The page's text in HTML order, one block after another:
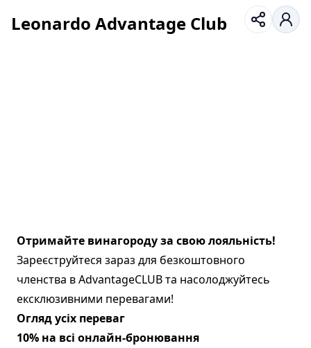
Leonardo Advantage Club
Отримайте винагороду за свою лояльність!
Зареєструйтеся зараз для безкоштовного
членства в AdvantageCLUB та насолоджуйтесь
ексклюзивними перевагами!
Огляд усіх переваг
10% на всі онлайн-бронювання